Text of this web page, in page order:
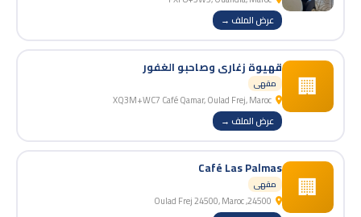
عرض الملف →
🏢 قهيوة زغاري وصاحبو الغفور
مقهى
عرض الملف →
🏢
Café Las Palmas
مقهى